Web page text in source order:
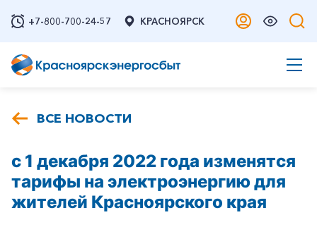
+7-800-700-24-57 КРАСНОЯРСК
ВСЕ НОВОСТИ
с 1 декабря 2022 года изменятся
тарифы на электроэнергию для
жителей Красноярского края